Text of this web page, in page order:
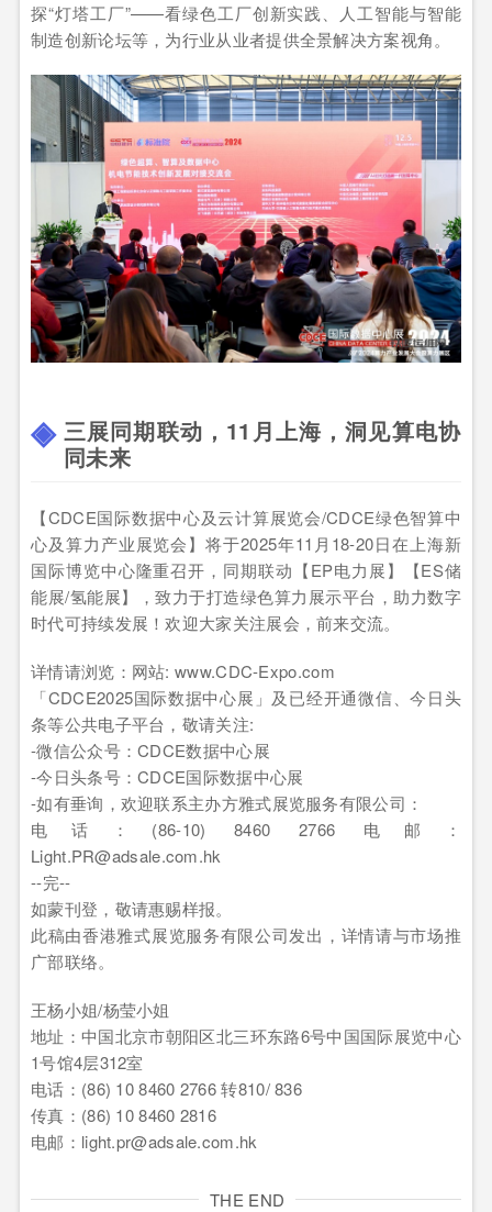
探“灯塔工厂”——看绿色工厂创新实践、人工智能与智能
制造创新论坛等，为行业从业者提供全景解决方案视角。
三展同期联动，11月上海，洞见算电协
同未来
【CDCE国际数据中心及云计算展览会/CDCE绿色智算中
心及算力产业展览会】将于2025年11月18-20日在上海新
国际博览中心隆重召开，同期联动【EP电力展】【ES储
能展/氢能展】，致力于打造绿色算力展示平台，助力数字
时代可持续发展！欢迎大家关注展会，前来交流。
详情请浏览：网站: www.CDC-Expo.com
「CDCE2025国际数据中心展」及已经开通微信、今日头
条等公共电子平台，敬请关注:
-微信公众号：CDCE数据中心展
-今日头条号：CDCE国际数据中心展
-如有垂询，欢迎联系主办方雅式展览服务有限公司：
电话：(86-10) 8460 2766 电邮：
Light.PR@adsale.com.hk
--完--
如蒙刊登，敬请惠赐样报。
此稿由香港雅式展览服务有限公司发出，详情请与市场推
广部联络。
王杨小姐/杨莹小姐
地址：中国北京市朝阳区北三环东路6号中国国际展览中心
1号馆4层312室
电话：(86) 10 8460 2766 转810/ 836
传真：(86) 10 8460 2816
电邮：light.pr@adsale.com.hk
THE END